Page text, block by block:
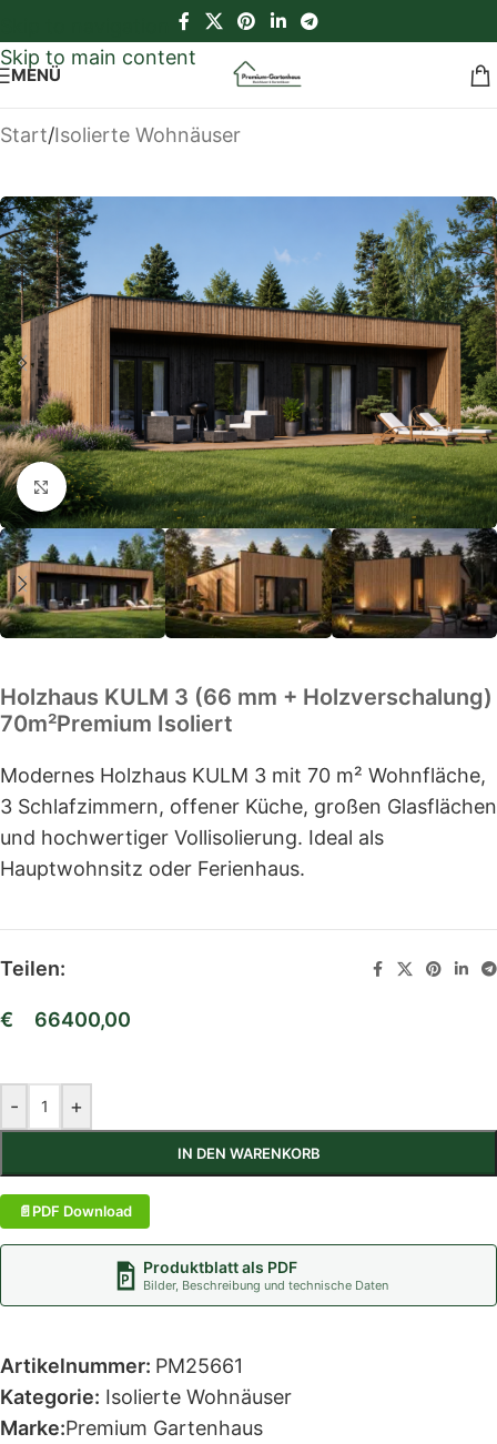
Skip to main content
MENÜ
Start/Isolierte Wohnäuser
Klick zum Vergrößern
Holzhaus KULM 3 (66 mm + Holzverschalung)
70m²Premium Isoliert
Modernes Holzhaus KULM 3 mit 70 m² Wohnfläche,
3 Schlafzimmern, offener Küche, großen Glasflächen
und hochwertiger Vollisolierung. Ideal als
Hauptwohnsitz oder Ferienhaus.
Teilen:
€ 66400,00
- +
IN DEN WARENKORB
PDF Download
Produktblatt als PDF
Bilder, Beschreibung und technische Daten
Artikelnummer: PM25661
Kategorie: Isolierte Wohnäuser
Marke:Premium Gartenhaus